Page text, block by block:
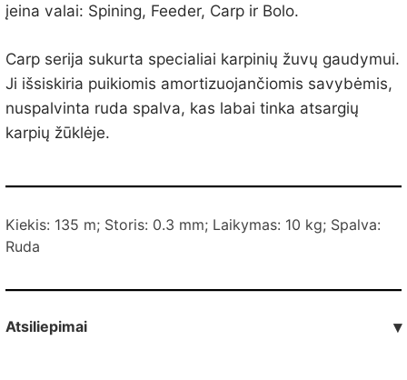
įeina valai: Spining, Feeder, Carp ir Bolo.
Carp serija sukurta specialiai karpinių žuvų gaudymui.
Ji išsiskiria puikiomis amortizuojančiomis savybėmis,
nuspalvinta ruda spalva, kas labai tinka atsargių
karpių žūklėje.
Kiekis: 135 m; Storis: 0.3 mm; Laikymas: 10 kg; Spalva:
Ruda
Atsiliepimai ▾